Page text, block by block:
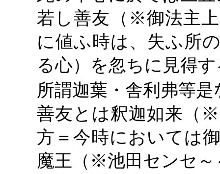
若し善友（ ※御法主
に値ふ時は、失ふ所
る心）を忽ちに見得
所謂迦葉・舎利弗等是
善友とは釈迦如来（ ※
方＝今時においては
魔王（※池田センセ～